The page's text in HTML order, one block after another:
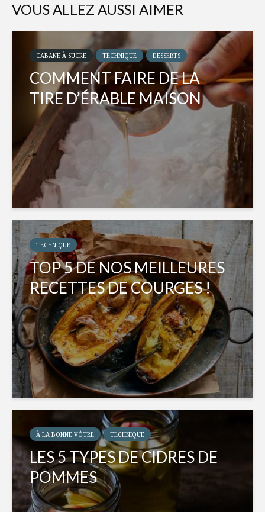
VOUS ALLEZ AUSSI AIMER
CABANE À SUCRE TECHNIQUE DESSERTS
COMMENT FAIRE DE LA
TIRE D’ÉRABLE MAISON
TECHNIQUE
TOP 5 DE NOS MEILLEURES
RECETTES DE COURGES !
À LA BONNE VÔTRE TECHNIQUE
LES 5 TYPES DE CIDRES DE
POMMES